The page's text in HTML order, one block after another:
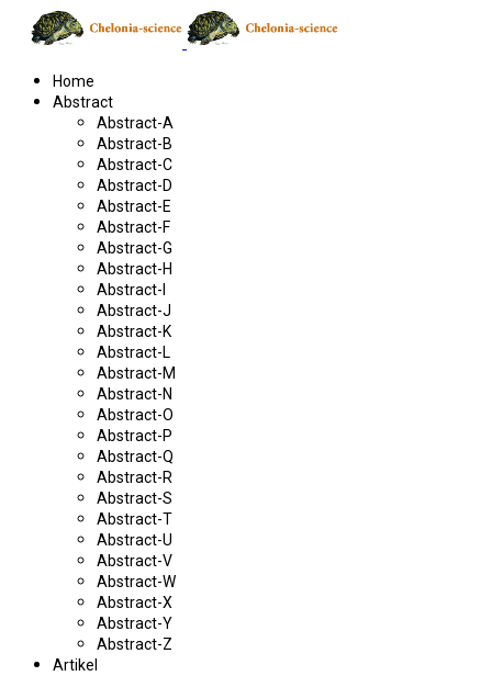
Home
Abstract
Abstract-A
Abstract-B
Abstract-C
Abstract-D
Abstract-E
Abstract-F
Abstract-G
Abstract-H
Abstract-I
Abstract-J
Abstract-K
Abstract-L
Abstract-M
Abstract-N
Abstract-O
Abstract-P
Abstract-Q
Abstract-R
Abstract-S
Abstract-T
Abstract-U
Abstract-V
Abstract-W
Abstract-X
Abstract-Y
Abstract-Z
Artikel